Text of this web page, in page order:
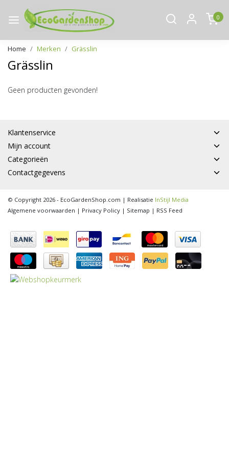
0
Home Merken Grässlin
Grässlin
Geen producten gevonden!
Klantenservice
Mijn account
Categorieën
Contactgegevens
© Copyright 2026 - EcoGardenShop.com | Realisatie InStijl Media
Algemene voorwaarden | Privacy Policy | Sitemap | RSS Feed